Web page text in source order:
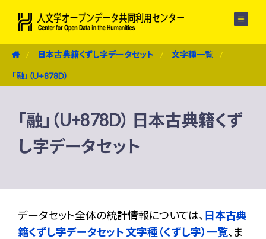
日本古典籍くずし字データセット 文字種一覧
「融」（U+878D）
「融」（U+878D） 日本古典籍くず
し字データセット
データセット全体の統計情報については、 日本古典
籍くずし字データセット 文字種（くずし字）一覧、ま